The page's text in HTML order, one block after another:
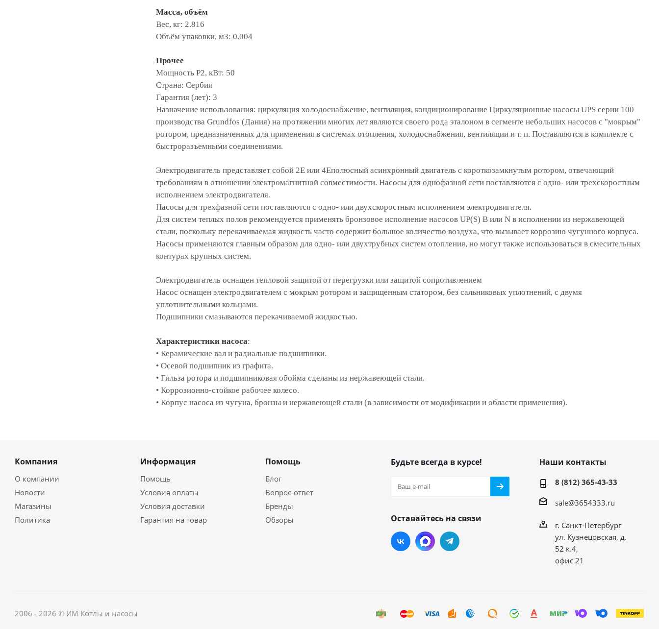
Масса, объём
Вес, кг: 2.816
Объём упаковки, м3: 0.004
Прочее
Мощность P2, кВт: 50
Страна: Сербия
Гарантия (лет): 3
Назначение использования: циркуляция холодоснабжение, вентиляция, кондиционирование Циркуляционные насосы UPS серии 100
производства Grundfos (Дания) на протяжении многих лет являются своего рода эталоном в сегменте небольших насосов с "мокрым"
ротором, предназначенных для применения в системах отопления, холодоснабжения, вентиляции и т. п. Поставляются в комплекте с
быстроразъемными соединениями.
Электродвигатель представляет собой 2E или 4Eполюсный асинхронный двигатель с короткозамкнутым ротором, отвечающий
требованиям в отношении электромагнитной совместимости. Насосы для однофазной сети поставляются с одно- или трехскоростным
исполнением электродвигателя.
Насосы для трехфазной сети поставляются с одно- или двухскоростным исполнением электродвигателя.
Для систем теплых полов рекомендуется применять бронзовое исполнение насосов UP(S) B или N в исполнении из нержавеющей
стали, поскольку перекачиваемая жидкость часто содержит большое количество воздуха, что вызывает коррозию чугунного корпуса.
Насосы применяются главным образом для одно- или двухтрубных систем отопления, но могут также использоваться в смесительных
контурах крупных систем.
Электродвигатель оснащен тепловой защитой от перегрузки или защитой сопротивлением
Насос оснащен электродвигателем с мокрым ротором и защищенным статором, без сальниковых уплотнений, с двумя
уплотнительными кольцами.
Подшипники смазываются перекачиваемой жидкостью.
Характеристики насоса:
• Керамические вал и радиальные подшипники.
• Осевой подшипник из графита.
• Гильза ротора и подшипниковая обойма сделаны из нержавеющей стали.
• Коррозионно-стойкое рабочее колесо.
• Корпус насоса из чугуна, бронзы и нержавеющей стали (в зависимости от модификации и области применения).
Компания
О компании
Новости
Магазины
Политика
Информация
Помощь
Условия оплаты
Условия доставки
Гарантия на товар
Помощь
Блог
Вопрос-ответ
Бренды
Обзоры
Будьте всегда в курсе!
Оставайтесь на связи
Наши контакты
8 (812) 365-43-33
sale@3654333.ru
г. Санкт-Петербург
ул. Кузнецовская, д.
52 к.4,
офис 21
2006 - 2026 © ИМ Котлы и насосы